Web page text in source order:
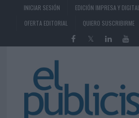
INICIAR SESIÓN EDICIÓN IMPRESA Y DIGITAL
OFERTA EDITORIAL
QUIERO SUSCRIBIRME